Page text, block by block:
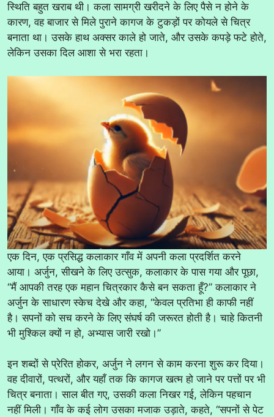
स्थिति बहुत खराब थी। कला सामग्री खरीदने के लिए पैसे न होने के
कारण, वह बाजार से मिले पुराने कागज के टुकड़ों पर कोयले से चित्र
बनाता था। उसके हाथ अक्सर काले हो जाते, और उसके कपड़े फटे होते,
लेकिन उसका दिल आशा से भरा रहता।
एक दिन, एक प्रसिद्ध कलाकार गाँव में अपनी कला प्रदर्शित करने
आया। अर्जुन, सीखने के लिए उत्सुक, कलाकार के पास गया और पूछा,
“मैं आपकी तरह एक महान चित्रकार कैसे बन सकता हूँ?” कलाकार ने
अर्जुन के साधारण स्केच देखे और कहा, “केवल प्रतिभा ही काफी नहीं
है। सपनों को सच करने के लिए संघर्ष की जरूरत होती है। चाहे कितनी
भी मुश्किल क्यों न हो, अभ्यास जारी रखो।”
इन शब्दों से प्रेरित होकर, अर्जुन ने लगन से काम करना शुरू कर दिया।
वह दीवारों, पत्थरों, और यहाँ तक कि कागज खत्म हो जाने पर पत्तों पर भी
चित्र बनाता। साल बीत गए, उसकी कला निखर गई, लेकिन पहचान
नहीं मिली। गाँव के कई लोग उसका मजाक उड़ाते, कहते, “सपनों से पेट